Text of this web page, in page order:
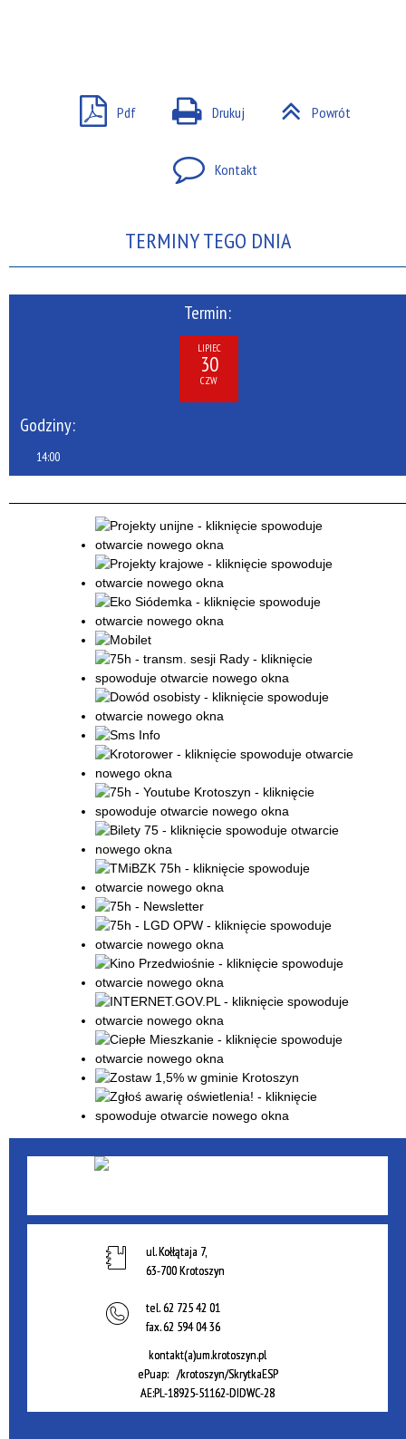
Pdf Drukuj Powrót
Kontakt
TERMINY TEGO DNIA
Termin:
LIPIEC
30
CZW
Godziny:
14:00
ul. Kołłątaja 7,
63-700 Krotoszyn
tel.62 725 42 01
fax.62 594 04 36
kontakt(a)um.krotoszyn.pl
ePuap: /krotoszyn/SkrytkaESP
AE:PL-18925-51162-DIDWC-28